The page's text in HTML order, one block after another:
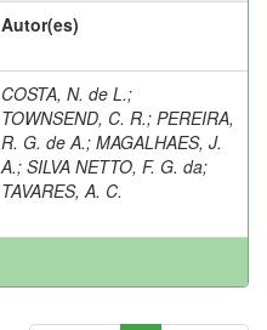
Autor(es)
COSTA, N. de L.;
TOWNSEND, C. R.; PEREIRA,
R. G. de A.; MAGALHAES, J.
A.; SILVA NETTO, F. G. da;
TAVARES, A. C.